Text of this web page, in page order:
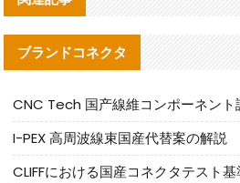
ブランドコネクタ
I-PEX 高周波線束国産代替案の解説
CLIFFにおける国産コネクタテスト